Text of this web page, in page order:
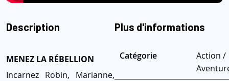
Description
MENEZ LA RÉBELLION
Incarnez Robin, Marianne,
Plus d'informations
Catégorie
Action /